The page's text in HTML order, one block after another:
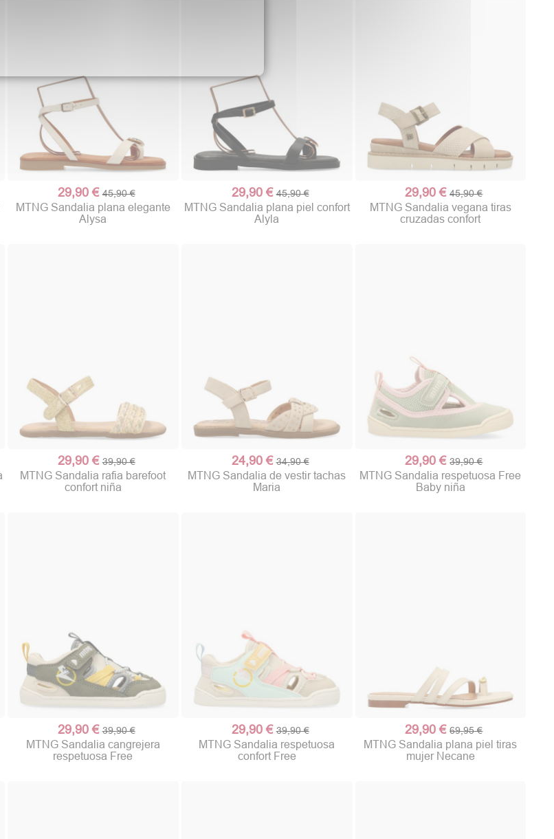
(1 nota) (1 nota)
29,90 € 45,90 €
MTNG Sandalia plana elegante
Alysa
29,90 € 45,90 €
MTNG Sandalia plana piel confort
Alyla
29,90 € 45,90 €
MTNG Sandalia vegana tiras
cruzadas confort
29,90 € 39,90 €
MTNG Sandalia rafia barefoot
confort niña
24,90 € 34,90 €
MTNG Sandalia de vestir tachas
Maria
29,90 € 39,90 €
MTNG Sandalia respetuosa Free
Baby niña
29,90 € 39,90 €
MTNG Sandalia cangrejera
respetuosa Free
29,90 € 39,90 €
MTNG Sandalia respetuosa
confort Free
29,90 € 69,95 €
MTNG Sandalia plana piel tiras
mujer Necane